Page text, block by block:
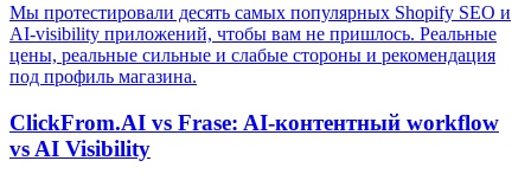
Мы протестировали десять самых популярных Shopify SEO и
AI-visibility приложений, чтобы вам не пришлось. Реальные
цены, реальные сильные и слабые стороны и рекомендация
под профиль магазина.
ClickFrom.AI vs Frase: AI-контентный workflow
vs AI Visibility